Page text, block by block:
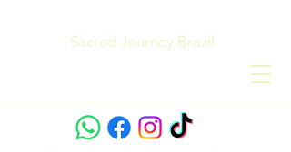
Sacred Journey Brazil